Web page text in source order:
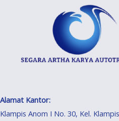
Alamat Kantor:
Klampis Anom I No. 30, Kel.